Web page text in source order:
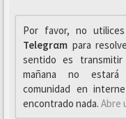
Por favor, no utilices
Telegrαm para
sentido es
mañana no estará
comunidad en
encontrado nada. Abre